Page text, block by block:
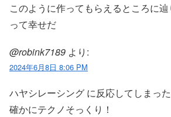
このように作ってもらえるところに
って幸せだ
@robink7189 より:
2024年6月8日 8:06 PM
ハヤシレーシング に反応してしまった
確かにテクノそっくり！